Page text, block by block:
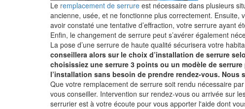
Le remplacement de serrure est nécessaire dans plusieurs
ancienne, usée, et ne fonctionne plus correctement.
avoir constaté une tentative d’effraction, votre serrure ayant
Enfin, le changement de serrure peut s’avérer également
La pose d’une serrure de haute qualité sécurisera votre
conseillera alors sur le choix d’installation de serrure
choisissiez une serrure 3 points ou un modèle de
l’installation sans besoin de prendre rendez-vous. Nous
Que votre remplacement de serrure soit rendu nécessaire
vous conseiller. Intervention sur rendez-vous ou arrivée sur
serrurier est à votre écoute pour vous apporter l'aide dont